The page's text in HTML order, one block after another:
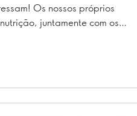
Os nossos próprios
juntamente com os